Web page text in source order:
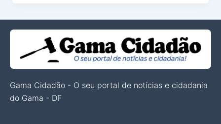
Gama Cidadão - O seu portal de notícias e cidadania
do Gama - DF